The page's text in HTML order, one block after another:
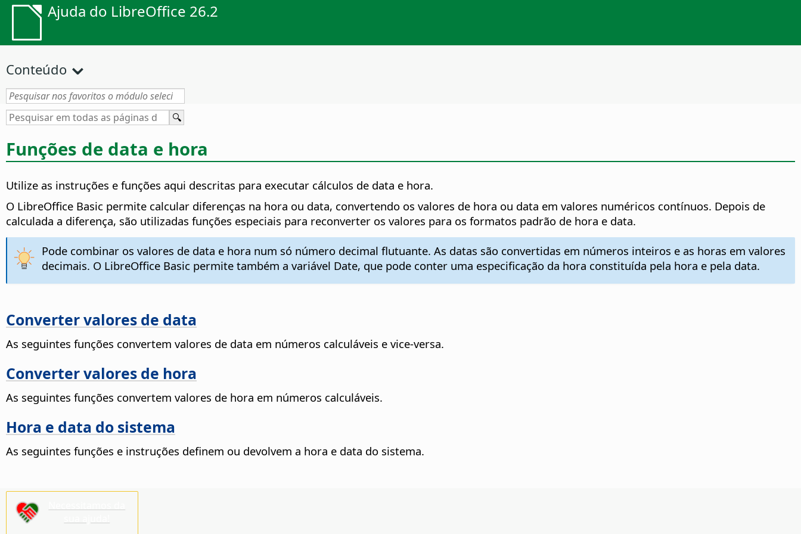
Ajuda do LibreOffice 26.2
Conteúdo
Funções de data e hora
Utilize as instruções e funções aqui descritas para executar cálculos de data e hora.
O LibreOffice Basic permite calcular diferenças na hora ou data, convertendo os valores de hora ou data em valores numéricos contínuos. Depois de
calculada a diferença, são utilizadas funções especiais para reconverter os valores para os formatos padrão de hora e data.
Pode combinar os valores de data e hora num só número decimal flutuante. As datas são convertidas em números inteiros e as horas em valores
decimais. O LibreOfficeBasic permite também a variável Date, que pode conter uma especificação da hora constituída pela hora e pela data.
Converter valores de data
As seguintes funções convertem valores de data em números calculáveis e vice-versa.
Converter valores de hora
As seguintes funções convertem valores de hora em números calculáveis.
Hora e data do sistema
As seguintes funções e instruções definem ou devolvem a hora e data do sistema.